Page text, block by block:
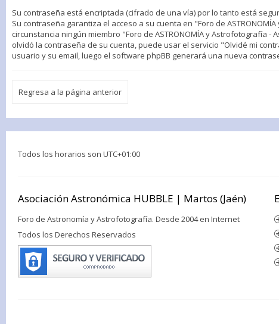
Su contraseña está encriptada (cifrado de una vía) por lo tanto está
Su contraseña garantiza el acceso a su cuenta en "Foro de
circunstancia ningún miembro "Foro de ASTRONOMÍA y Astrofotografía
olvidó la contraseña de su cuenta, puede usar el servicio "Olvidé mi
usuario y su email, luego el software phpBB generará una nueva
Regresa a la página anterior
Todos los horarios son UTC+01:00
Asociación Astronómica HUBBLE | Martos (Jaén)
Foro de Astronomía y Astrofotografía. Desde 2004 en Internet
Todos los Derechos Reservados